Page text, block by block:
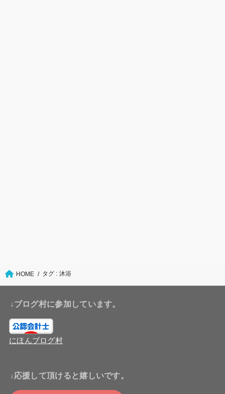
HOME タグ : 沐浴
↓ブログ村に参加しています。
にほんブログ村
↓応援して頂けると嬉しいです。